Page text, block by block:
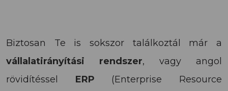
Biztosan Te is sokszor találkoztál már a
vállalatirányítási rendszer, vagy angol
rövidítéssel ERP (Enterprise Resource